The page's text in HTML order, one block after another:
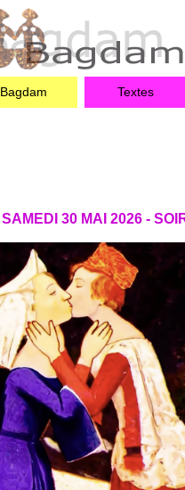
Bagdam Textes
SAMEDI 30 MAI 2026 -